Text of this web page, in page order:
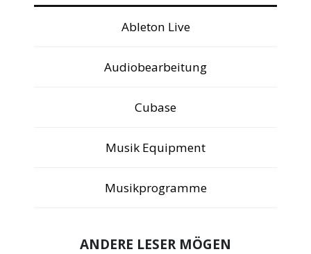
Ableton Live
Audiobearbeitung
Cubase
Musik Equipment
Musikprogramme
ANDERE LESER MÖGEN